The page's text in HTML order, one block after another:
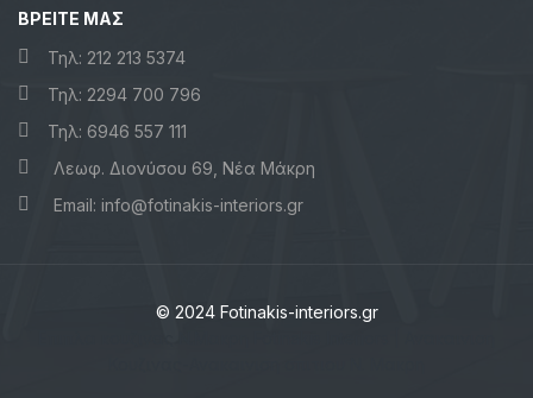
ΒΡΕΙΤΕ ΜΑΣ
Τηλ: 212 213 5374
Τηλ: 2294 700 796
Τηλ: 6946 557 111
Λεωφ. Διονύσου 69, Νέα Μάκρη
Email: info@fotinakis-interiors.gr
© 2024 Fotinakis-interiors.gr